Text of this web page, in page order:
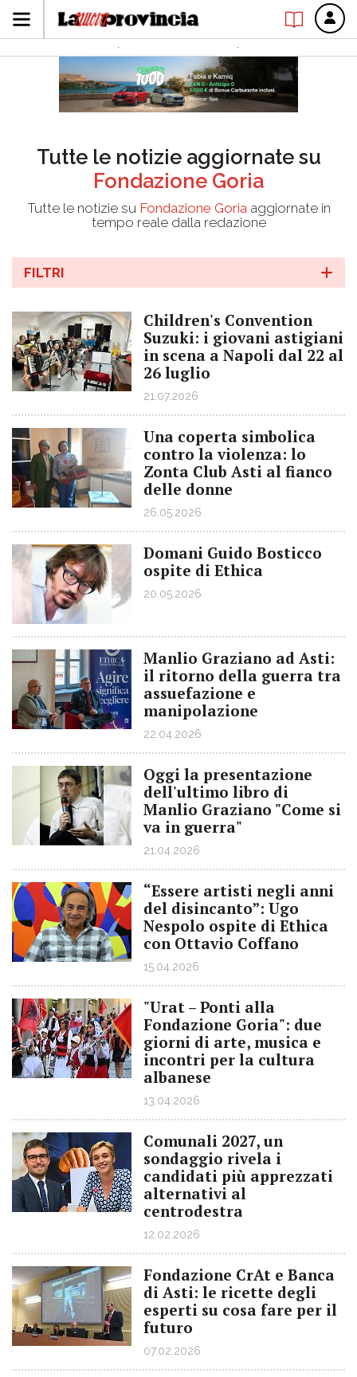
Tutte le notizie aggiornate su
Fondazione Goria
Tutte le notizie su Fondazione Goriaaggiornate in
tempo reale dalla redazione
FILTRI
Children's Convention
Suzuki: i giovani astigiani
in scena a Napoli dal 22 al
26 luglio
21.07.2026
Una coperta simbolica
contro la violenza: lo
Zonta Club Asti al fianco
delle donne
26.05.2026
Domani Guido Bosticco
ospite di Ethica
20.05.2026
Manlio Graziano ad Asti:
il ritorno della guerra tra
assuefazione e
manipolazione
22.04.2026
Oggi la presentazione
dell'ultimo libro di
Manlio Graziano "Come si
va in guerra"
21.04.2026
“Essere artisti negli anni
del disincanto”: Ugo
Nespolo ospite di Ethica
con Ottavio Coffano
15.04.2026
"Urat – Ponti alla
Fondazione Goria": due
giorni di arte, musica e
incontri per la cultura
albanese
13.04.2026
Comunali 2027, un
sondaggio rivela i
candidati più apprezzati
alternativi al
centrodestra
12.02.2026
Fondazione CrAt e Banca
di Asti: le ricette degli
esperti su cosa fare per il
futuro
07.02.2026